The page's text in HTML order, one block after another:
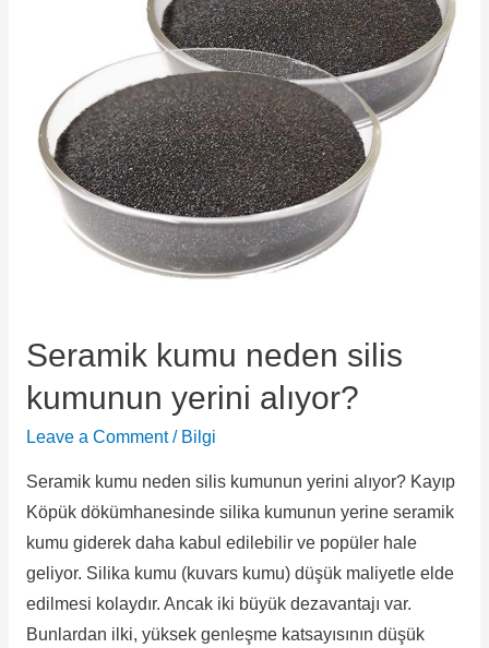
Seramik kumu neden silis
kumunun yerini alıyor?
Leave a Comment / Bilgi
Seramik kumu neden silis kumunun yerini alıyor? Kayıp
Köpük dökümhanesinde silika kumunun yerine seramik
kumu giderek daha kabul edilebilir ve popüler hale
geliyor. Silika kumu (kuvars kumu) düşük maliyetle elde
edilmesi kolaydır. Ancak iki büyük dezavantajı var.
Bunlardan ilki, yüksek genleşme katsayısının düşük